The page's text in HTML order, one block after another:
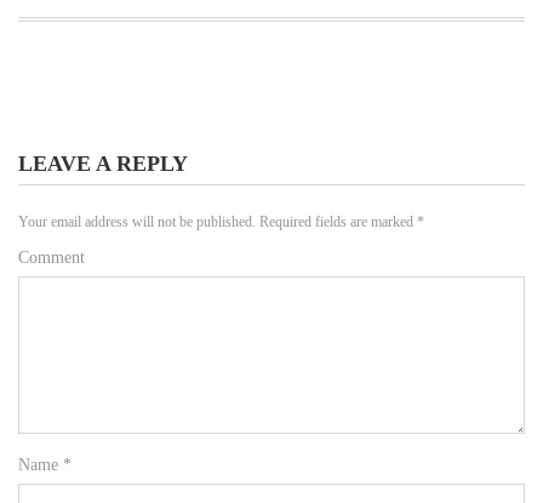
LEAVE A REPLY
Your email address will not be published. Required fields are marked *
Comment
Name *